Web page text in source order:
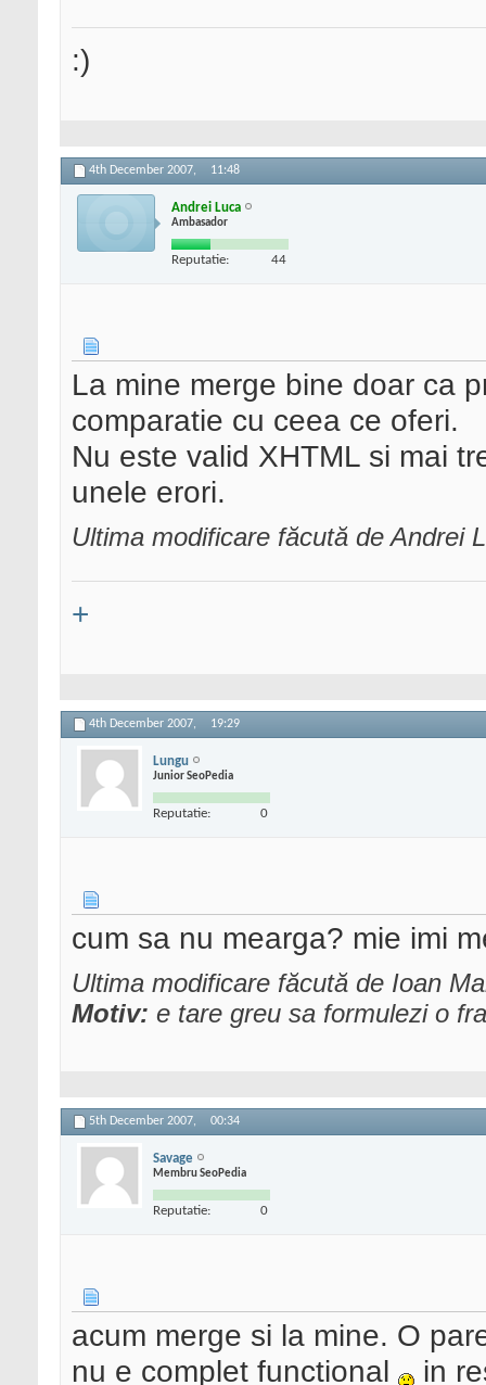
:)
4th December 2007, 11:48
Andrei Luca
Ambasador
Reputatie: 44
La mine merge bine doar ca
comparatie cu ceea ce oferi.
Nu este valid XHTML si mai
unele erori.
Ultima modificare făcută de Andrei
+
4th December 2007, 19:29
Lungu
Junior SeoPedia
Reputatie: 0
cum sa nu mearga? mie imi
Ultima modificare făcută de Ioan
Motiv: e tare greu sa formulezi o
5th December 2007, 00:34
Savage
Membru SeoPedia
Reputatie: 0
acum merge si la mine. O
nu e complet functional
in